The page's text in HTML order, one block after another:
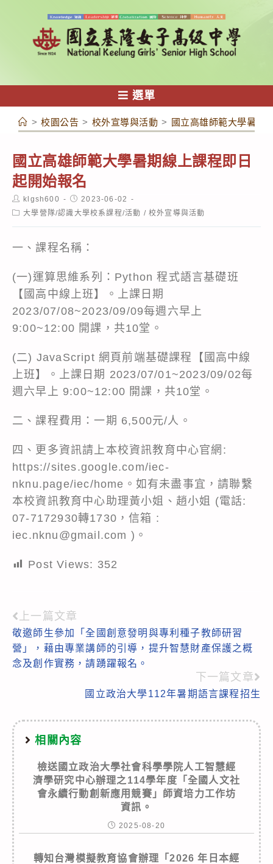
容
選單
> 校園公告 > 校外宣導與活動 > 國立高雄師範大學暑期
國立高雄師範大學暑期線上課程即日
起開始報名
Post
author:
klgsh600
Post
published:
2023-06-02
Post大學營隊/認識大學校系課程/活動 / 校外宣導與活動
一、課程名稱：
(一)運算思維系列：Python 程式語言基礎班
【國高中線上班】。上課日期
2023/07/08~2023/09/09每週六早上
9:00~12:00 開課，共10堂。
(二) JavaScript 網頁前端基礎課程【國高中線
上班】。上課日期 2023/07/01~2023/09/02每
週六早上 9:00~12:00 開課，共10堂。
二、課程費用：一期 6,500元/人。
四、更多資訊請上本校資訊教育中心官網:
https://sites.google.com/iec-
nknu.page/iec/home 。如有未盡事宜，請聯繫
本校資訊教育中心助理黃小姐、趙小姐 (電話:
07-7172930轉1730，信箱 :
iec.nknu@gmail.com )。
Post Views: 352
Read
more
articles
上一篇文章
敬邀師生參加「全國創意發明與專利種子教師研習
營」，藉由專業講師的引導，提升智慧財產保護之概
念及創作實務，請踴躍報名。
下一篇文章
國立政治大學112年暑期語言課程招生
相關內容
檢送國立政治大學社會科學學院人工智慧經
濟學研究中心辦理之114學年度「全國人文社
會永續行動創新應用競賽」師資培力工作坊
資訊。
2025-08-20
轉知台灣模擬教育協會辦理「2026 年日本經